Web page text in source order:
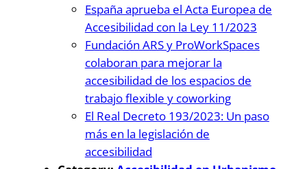
España aprueba el Acta Europea de
Accesibilidad con la Ley 11/2023
Fundación ARS y ProWorkSpaces
colaboran para mejorar la
accesibilidad de los espacios de
trabajo flexible y coworking
El Real Decreto 193/2023: Un paso
más en la legislación de
accesibilidad